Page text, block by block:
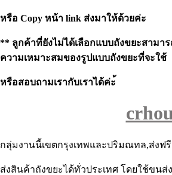
หรือ Copy หน้า link ส่งมาให้ด้วยค่ะ
** ลูกค้าที่ยังไม่ได้เลือกแบบถังขยะสามา
ความเหมาะสมของรูปแบบถังขยะที่จะใช้
หรือสอบถามเรากับเราได้ค่ะ้
กลุ่มงานนี้เขตกรุงเทพและปริมณทล,ส่งฟ
ส่งสินค้าถังขยะได้ทั่วประเทศ โดยใช้ขน